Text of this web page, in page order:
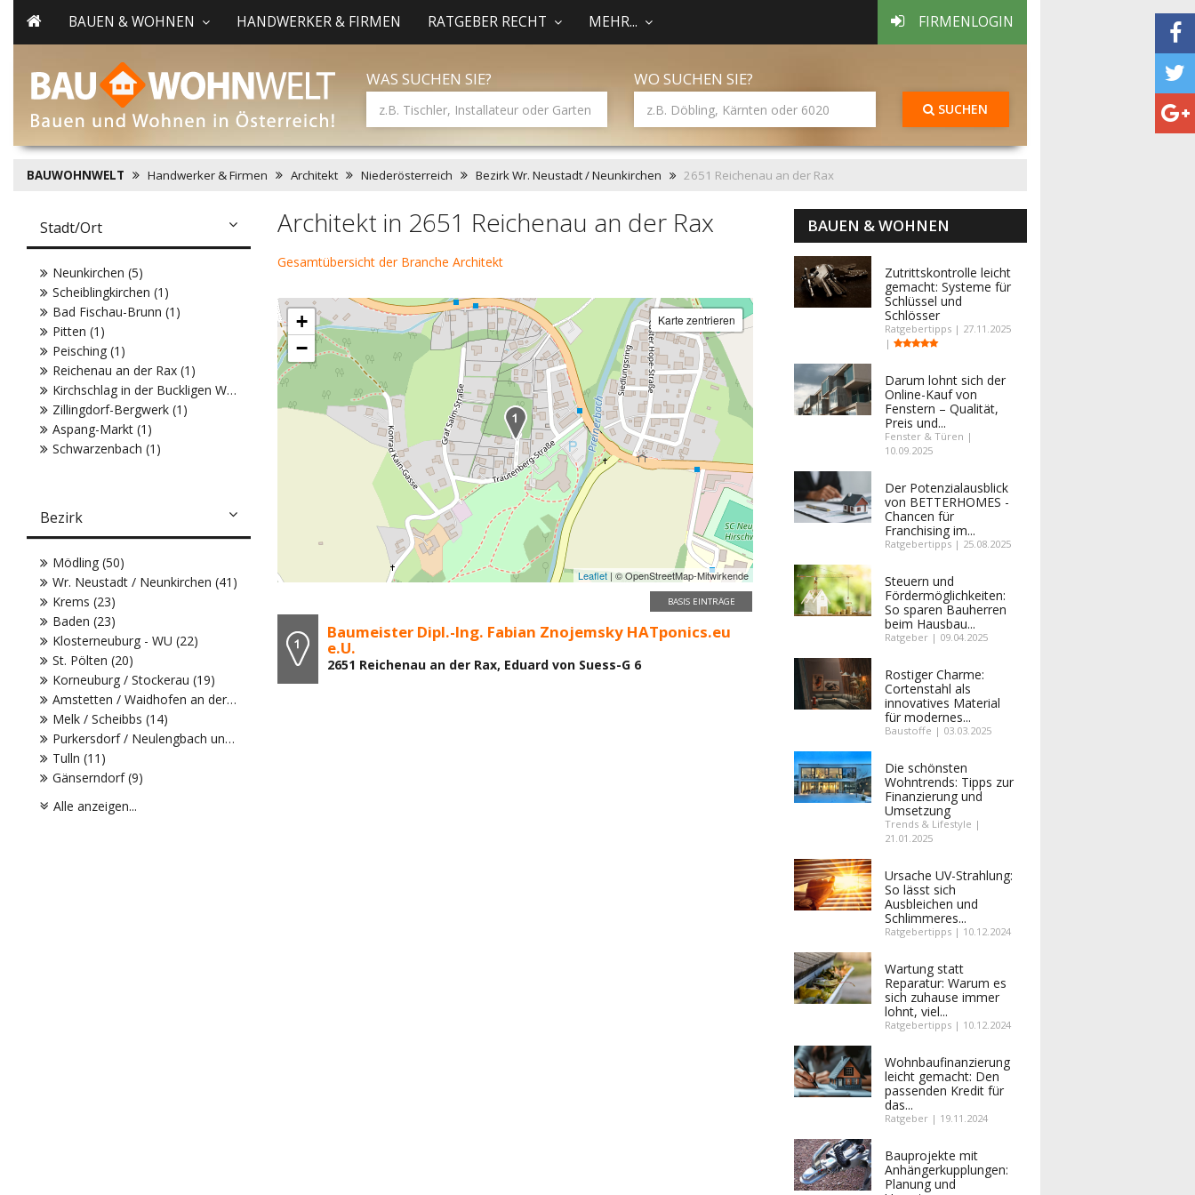
BAUEN & WOHNEN HANDWERKER & FIRMEN RATGEBER RECHT MEHR... FIRMENLOGIN
WAS SUCHEN SIE? WO SUCHEN SIE?
SUCHEN
BAUWOHNWELT Handwerker & Firmen Architekt Niederösterreich Bezirk Wr. Neustadt / Neunkirchen 2651 Reichenau an der Rax
Architekt in 2651 Reichenau an der Rax
Gesamtübersicht der Branche Architekt
+
−
Karte zentrieren
Leaflet | © OpenStreetMap-Mitwirkende
BASIS EINTRÄGE
Baumeister Dipl.-Ing. Fabian Znojemsky HATponics.eu
e.U.
2651 Reichenau an der Rax, Eduard von Suess-G 6
Stadt/Ort
Neunkirchen (5)
Scheiblingkirchen (1)
Bad Fischau-Brunn (1)
Pitten (1)
Peisching (1)
Reichenau an der Rax (1)
Kirchschlag in der Buckligen Welt (1)
Zillingdorf-Bergwerk (1)
Aspang-Markt (1)
Schwarzenbach (1)
Bezirk
Mödling (50)
Wr. Neustadt / Neunkirchen (41)
Krems (23)
Baden (23)
Klosterneuburg - WU (22)
St. Pölten (20)
Korneuburg / Stockerau (19)
Amstetten / Waidhofen an der Ybbs (18)
Melk / Scheibbs (14)
Purkersdorf / Neulengbach und WU (11)
Tulln (11)
Gänserndorf (9)
Alle anzeigen...
BAUEN & WOHNEN
Zutrittskontrolle leicht
gemacht: Systeme für
Schlüssel und
Schlösser
Ratgebertipps | 27.11.2025
|
Darum lohnt sich der
Online-Kauf von
Fenstern – Qualität,
Preis und...
Fenster & Türen |
10.09.2025
Der Potenzialausblick
von BETTERHOMES -
Chancen für
Franchising im...
Ratgebertipps | 25.08.2025
Steuern und
Fördermöglichkeiten:
So sparen Bauherren
beim Hausbau...
Ratgeber | 09.04.2025
Rostiger Charme:
Cortenstahl als
innovatives Material
für modernes...
Baustoffe | 03.03.2025
Die schönsten
Wohntrends: Tipps zur
Finanzierung und
Umsetzung
Trends & Lifestyle |
21.01.2025
Ursache UV-Strahlung:
So lässt sich
Ausbleichen und
Schlimmeres...
Ratgebertipps | 10.12.2024
Wartung statt
Reparatur: Warum es
sich zuhause immer
lohnt, viel...
Ratgebertipps | 10.12.2024
Wohnbaufinanzierung
leicht gemacht: Den
passenden Kredit für
das...
Ratgeber | 19.11.2024
Bauprojekte mit
Anhängerkupplungen:
Planung und